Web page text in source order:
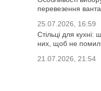
перевезення
25.07.2026, 16:59
Стільці для кухні:
них, щоб не
21.07.2026, 21:54